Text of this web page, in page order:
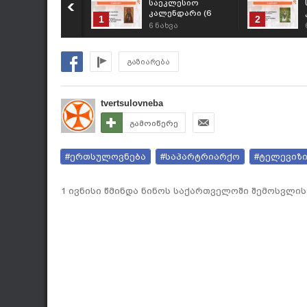
1
საეკლესიო
კალენდარი (6
აგვისტო, 2026 წ.)
6 ნახვა
2
გაზიარება
tvertsulovneba
გამოიწერე
#ერთსულოვნება #საპარტრიარქო
1 ივნისი წმინდა ნინოს საქართველოში